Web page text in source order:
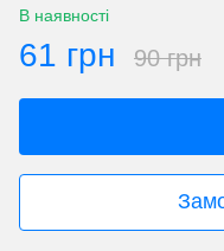
В наявності
61 грн 90 грн